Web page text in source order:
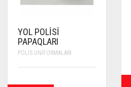
YOL POLISI
PAPAQLARI
POLIS UNIFORMALARI